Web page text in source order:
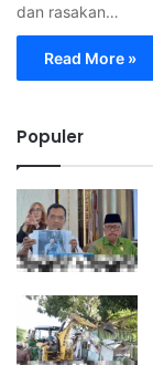
dan rasakan…
Read More »
Populer